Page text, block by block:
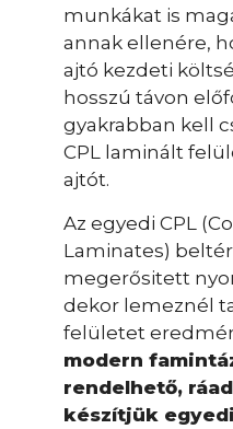
munkákat is
annak ellenére,
ajtó kezdeti
hosszú távon
gyakrabban kell
CPL laminált
ajtót.
Az egyedi CPL
Laminates)
megerősitett
dekor lemeznél
felületet
modern
rendelhető,
készítjük